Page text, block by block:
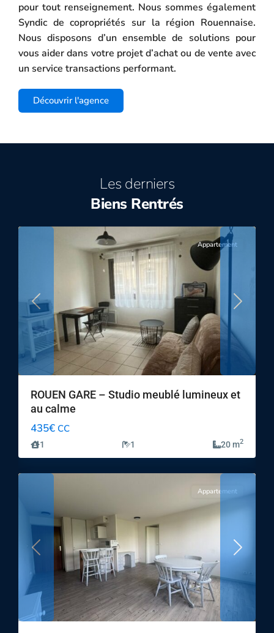
pour tout renseignement. Nous sommes également
Syndic de copropriétés sur la région Rouennaise.
Nous disposons d’un ensemble de solutions pour
vous aider dans votre projet d’achat ou de vente avec
un service transactions performant.
Découvrir l'agence
Les derniers
Biens Rentrés
Previous Next
Appartement
ROUEN GARE – Studio meublé lumineux et
au calme
435€ CC
1 1 20 m2
ROUEN
Previous Next
Appartement